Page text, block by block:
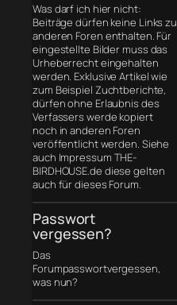
Was darf ich hier nicht:
Beiträge dürfen keine Links zu
anderen Foren enthalten. Für
eingestellte Bilder muss das
Urheberrecht eingehalten
werden. Exklusive Artikel wie
zum Beispiel Zuchtberichte,
dürfen ohne Erlaubnis des
Verfassers werde kopiert
noch in anderen Foren
veröffentlicht werden. Siehe
auch Impressum THE-
BIRDHOUSE.de diese gelten
auch für dieses Forum.
Passwort
vergessen?
Das
Forumpasswortvergessen,
was nun?